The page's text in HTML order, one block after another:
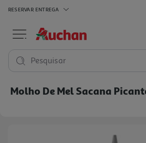
RESERVAR ENTREGA
Pesquisar
Molho De Mel Sacana